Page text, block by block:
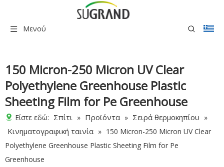
Μενού
150 Micron-250 Micron UV Clear
Polyethylene Greenhouse Plastic
Sheeting Film for Pe Greenhouse
Είστε εδώ: Σπίτι » Προϊόντα » Σειρά θερμοκηπίου »
Κινηματογραφική ταινία » 150 Micron-250 Micron UV Clear
Polyethylene Greenhouse Plastic Sheeting Film for Pe
Greenhouse